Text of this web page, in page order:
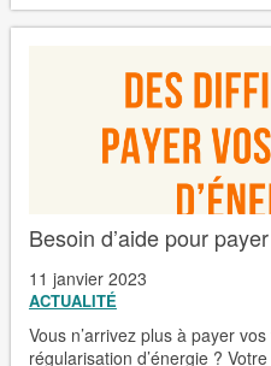
Besoin d’aide pour
11 janvier 2023
ACTUALITÉ
Vous n’arrivez plus à payer
régularisation d’énergie ?